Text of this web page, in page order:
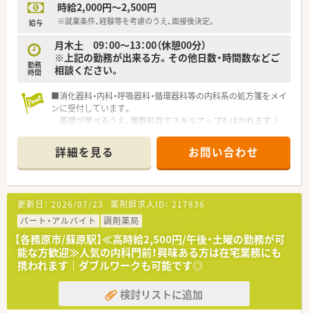
・・＊ こんな方にオススメ ＊・・
経験が浅くても問題ございません！
給与
時給2,000円～2,500円
※就業条件、経験等を考慮のうえ、面接後決定。
勤務
時間
月木土 09：00～13：00（休憩00分）
※上記の勤務が出来る方。その他日数・時間数などご
相談ください。
■消化器科・内科・呼吸器科・循環器科等の内科系の処方箋をメイ
ンに受付しています。
基礎が学べるうえ、複数科目でスキルアップもはかれます♪
■調剤ブランクのある方も歓迎！
OJTにてしっかり学べますので、安心してご入社いただけま
す。
■市民公園前駅 (名鉄各務原線)より徒歩圏内！
お車なくても通勤可能です◎
詳細を見る お問い合わせ
更新日： 2026/07/23 薬剤師求人ID： 217836
パート・アルバイト
調剤薬局
【各務原市/蘇原駅】≪高時給2,500円/午後・土曜の勤務が可
能な方歓迎≫人気の内科門前！興味ある方は在宅業務にも
携われます｜ダブルワークも可能です◎
検討リストに追加